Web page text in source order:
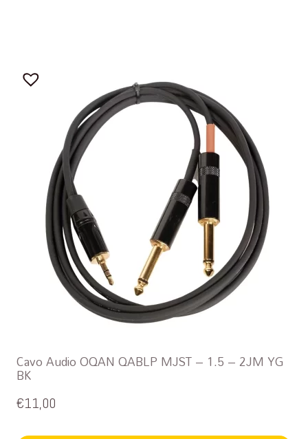
Cavo Audio OQAN QABLP MJST – 1.5 – 2JM YG
BK
€11,00